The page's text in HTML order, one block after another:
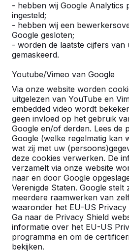
- hebben wij Google Analytics
ingesteld;
- hebben wij een
Google gesloten;
- worden de laatste cijfers van
gemaskeerd.
Youtube/Vimeo van Google
Via onze website worden
uitgelezen van YouTube en
embedded video wordt
geen invloed op het gebruik
Google en/of derden. Lees de
Google (welke regelmatig kan
wat zij met uw
deze cookies verwerken. De
verzamelt via onze website
naar en door Google
Verenigde Staten. Google stelt
meerdere raamwerken van
waaronder het EU-US Privacy
Ga naar de Privacy Shield
informatie over het EU-US
programma en om de
bekijken.
Pingpongtafels -->
Een speltafel voor oneindig
buitenspeelplezier:
weerbestendig, oerdegelijk en
daarom dus een duurzame
keuze.
Recente